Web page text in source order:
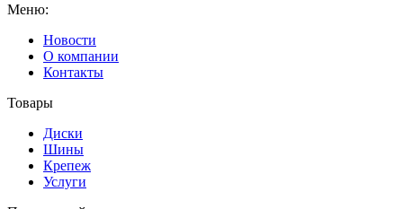
Меню:
Новости
О компании
Контакты
Товары
Диски
Шины
Крепеж
Услуги